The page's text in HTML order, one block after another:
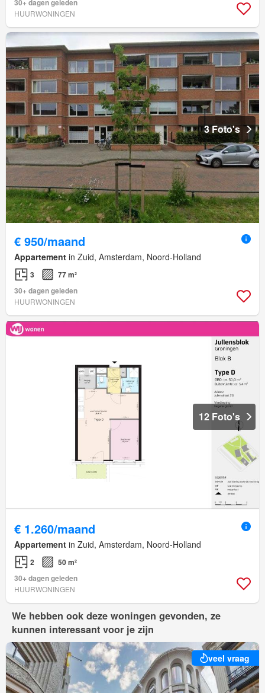
30+ dagen geleden
HUURWONINGEN
3 Foto's
€ 950/maand
Appartement in Zuid, Amsterdam, Noord-Holland
3
77 m²
30+ dagen geleden
HUURWONINGEN
12 Foto's
€ 1.260/maand
Appartement in Zuid, Amsterdam, Noord-Holland
2
50 m²
30+ dagen geleden
HUURWONINGEN
We hebben ook deze woningen gevonden, ze
kunnen interessant voor je zijn
veel vraag